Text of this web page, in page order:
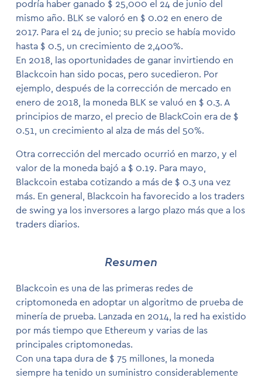
podría haber ganado $ 25,000 el 24 de junio del
mismo año. BLK se valoró en $ 0.02 en enero de
2017. Para el 24 de junio; su precio se había movido
hasta $ 0.5, un crecimiento de 2,400%.
En 2018, las oportunidades de ganar invirtiendo en
Blackcoin han sido pocas, pero sucedieron. Por
ejemplo, después de la corrección de mercado en
enero de 2018, la moneda BLK se valuó en $ 0.3. A
principios de marzo, el precio de BlackCoin era de $
0.51, un crecimiento al alza de más del 50%.
Otra corrección del mercado ocurrió en marzo, y el
valor de la moneda bajó a $ 0.19. Para mayo,
Blackcoin estaba cotizando a más de $ 0.3 una vez
más. En general, Blackcoin ha favorecido a los traders
de swing ya los inversores a largo plazo más que a los
traders diarios.
Resumen
Blackcoin es una de las primeras redes de
criptomoneda en adoptar un algoritmo de prueba de
minería de prueba. Lanzada en 2014, la red ha existido
por más tiempo que Ethereum y varias de las
principales criptomonedas.
Con una tapa dura de $ 75 millones, la moneda
siempre ha tenido un suministro considerablemente